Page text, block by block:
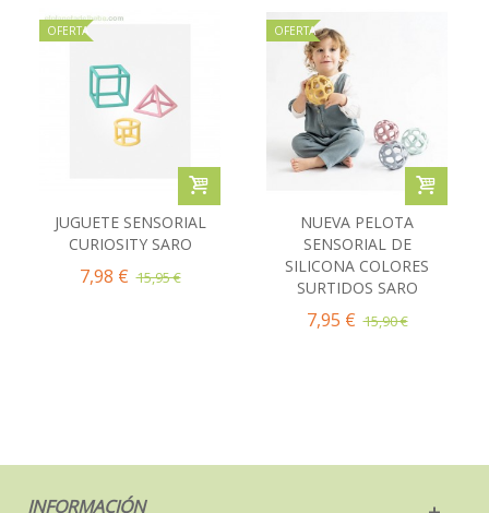
OFERTA
JUGUETE SENSORIAL
CURIOSITY SARO
7,98 € 15,95 €
OFERTA
NUEVA PELOTA
SENSORIAL DE
SILICONA COLORES
SURTIDOS SARO
7,95 € 15,90 €
INFORMACIÓN